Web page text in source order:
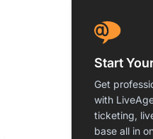
Start
Get
with
ticketing,
base all in